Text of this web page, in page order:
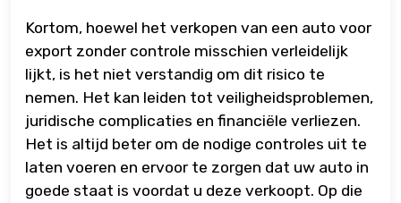
Kortom, hoewel het verkopen van een auto voor
export zonder controle misschien verleidelijk
lijkt, is het niet verstandig om dit risico te
nemen. Het kan leiden tot veiligheidsproblemen,
juridische complicaties en financiële verliezen.
Het is altijd beter om de nodige controles uit te
laten voeren en ervoor te zorgen dat uw auto in
goede staat is voordat u deze verkoopt. Op die